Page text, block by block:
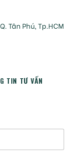
Tân Phú, Tp.HCM
TIN TƯ VẤN